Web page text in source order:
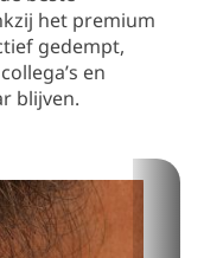
het premium
gedempt,
en
blijven.